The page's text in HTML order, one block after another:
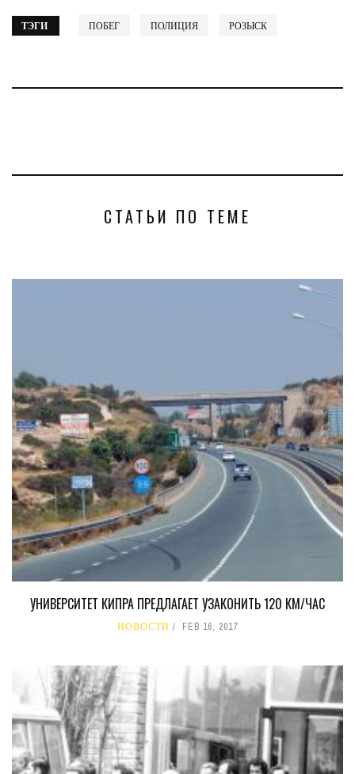
ТЭГИ ПОБЕГ ПОЛИЦИЯ РОЗЫСК
СТАТЬИ ПО ТЕМЕ
УНИВЕРСИТЕТ КИПРА ПРЕДЛАГАЕТ УЗАКОНИТЬ 120 КМ/ЧАС
НОВОСТИ FEB 16, 2017